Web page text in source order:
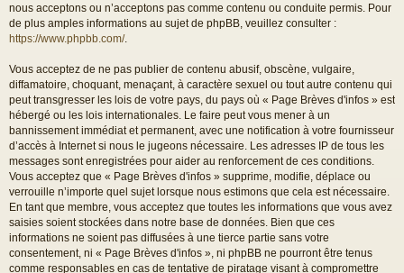
nous acceptons ou n’acceptons pas comme contenu ou conduite permis. Pour
de plus amples informations au sujet de phpBB, veuillez consulter :
https://www.phpbb.com/.
Vous acceptez de ne pas publier de contenu abusif, obscène, vulgaire,
diffamatoire, choquant, menaçant, à caractère sexuel ou tout autre contenu qui
peut transgresser les lois de votre pays, du pays où « Page Brèves d'infos » est
hébergé ou les lois internationales. Le faire peut vous mener à un
bannissement immédiat et permanent, avec une notification à votre fournisseur
d’accès à Internet si nous le jugeons nécessaire. Les adresses IP de tous les
messages sont enregistrées pour aider au renforcement de ces conditions.
Vous acceptez que « Page Brèves d'infos » supprime, modifie, déplace ou
verrouille n’importe quel sujet lorsque nous estimons que cela est nécessaire.
En tant que membre, vous acceptez que toutes les informations que vous avez
saisies soient stockées dans notre base de données. Bien que ces
informations ne soient pas diffusées à une tierce partie sans votre
consentement, ni « Page Brèves d'infos », ni phpBB ne pourront être tenus
comme responsables en cas de tentative de piratage visant à compromettre